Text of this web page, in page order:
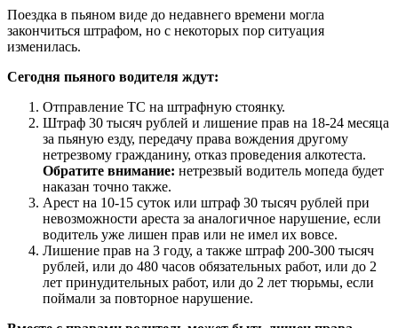
Поездка в пьяном виде до недавнего времени могла
закончиться штрафом, но с некоторых пор ситуация
изменилась.
Сегодня пьяного водителя ждут:
Отправление ТС на штрафную стоянку.
Штраф 30 тысяч рублей и лишение прав на 18-24 месяца
за пьяную езду, передачу права вождения другому
нетрезвому гражданину, отказ проведения алкотеста.
Обратите внимание: нетрезвый водитель мопеда будет
наказан точно также.
Арест на 10-15 суток или штраф 30 тысяч рублей при
невозможности ареста за аналогичное нарушение, если
водитель уже лишен прав или не имел их вовсе.
Лишение прав на 3 году, а также штраф 200-300 тысяч
рублей, или до 480 часов обязательных работ, или до 2
лет принудительных работ, или до 2 лет тюрьмы, если
поймали за повторное нарушение.